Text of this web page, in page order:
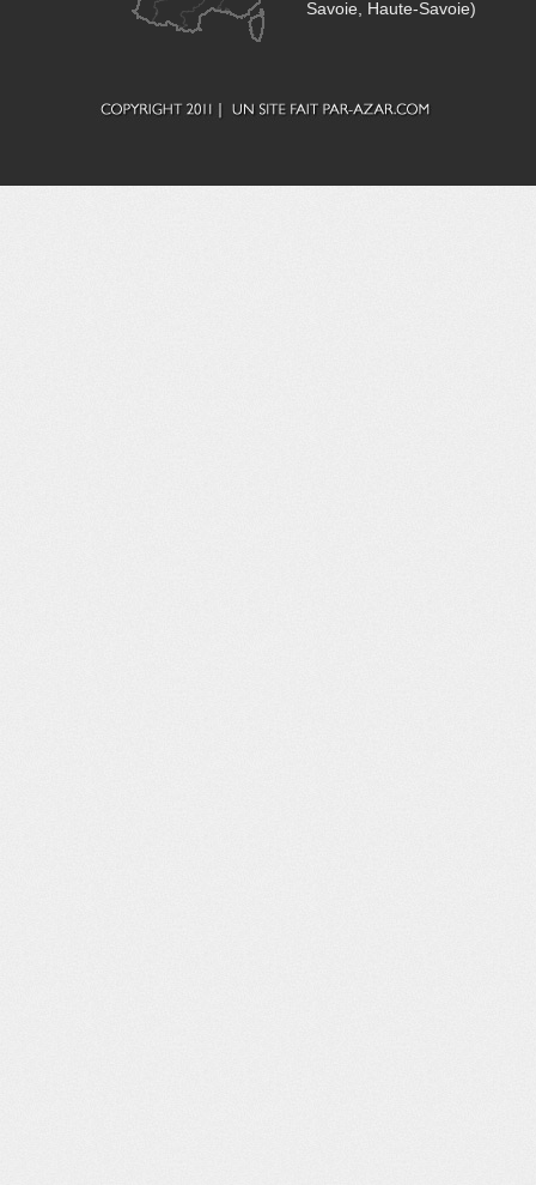
Savoie, Haute-Savoie)